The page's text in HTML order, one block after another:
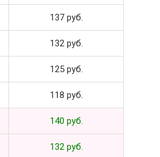
137 руб.
132 руб.
125 руб.
118 руб.
140 руб.
132 руб.